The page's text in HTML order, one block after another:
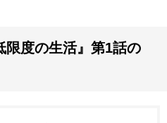
限度の生活』第1話の